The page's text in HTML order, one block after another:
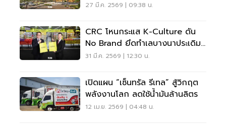
27 มี.ค. 2569 | 09:38 น.
CRC โหนกระแส K-Culture ดัน
No Brand ยึดทำเลบางนาประเดิม
พอร์ต Smart Value
31 มี.ค. 2569 | 12:30 น.
เปิดแผน “เซ็นทรัล รีเทล” สู้วิกฤต
พลังงานโลก ลดใช้น้ำมันล้านลิตร
12 เม.ย. 2569 | 04:48 น.